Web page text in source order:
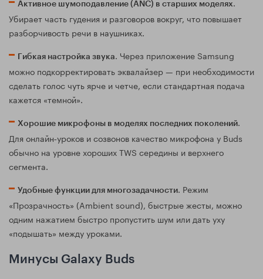
Активное шумоподавление (ANC) в старших моделях.
Убирает часть гудения и разговоров вокруг, что повышает
разборчивость речи в наушниках.
Гибкая настройка звука. Через приложение Samsung
можно подкорректировать эквалайзер — при необходимости
сделать голос чуть ярче и четче, если стандартная подача
кажется «темной».
Хорошие микрофоны в моделях последних поколений.
Для онлайн‑уроков и созвонов качество микрофона у Buds
обычно на уровне хороших TWS середины и верхнего
сегмента.
Удобные функции для многозадачности. Режим
«Прозрачность» (Ambient sound), быстрые жесты, можно
одним нажатием быстро пропустить шум или дать уху
«подышать» между уроками.
Минусы Galaxy Buds